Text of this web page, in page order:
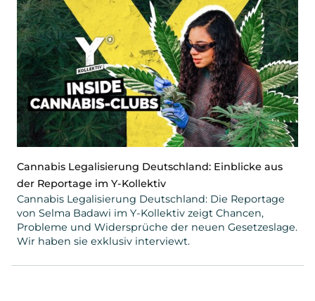
Cannabis Legalisierung Deutschland: Einblicke aus
der Reportage im Y-Kollektiv
Cannabis Legalisierung Deutschland: Die Reportage
von Selma Badawi im Y-Kollektiv zeigt Chancen,
Probleme und Widersprüche der neuen Gesetzeslage.
Wir haben sie exklusiv interviewt.